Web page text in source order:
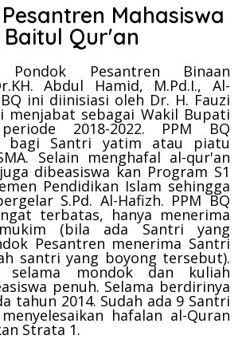
Mahasiswa
Baitul Qur'an
Pondok Pesantren Binaan
Abdul Hamid, M.Pd.I., Al-
ini diinisiasi oleh Dr. H. Fauzi
menjabat sebagai Wakil Bupati
2018-2022. PPM BQ
bagi Santri yatim atau piatu
Selain menghafal al-qur'an
dibeasiswa kan Program S1
Pendidikan Islam sehingga
S.Pd. Al-Hafizh. PPM BQ
terbatas, hanya menerima
(bila ada Santri yang
Pesantren menerima Santri
santri yang boyong tersebut).
selama mondok dan kuliah
penuh. Selama berdirinya
tahun 2014. Sudah ada 9 Santri
hafalan al-Quran
Strata 1.